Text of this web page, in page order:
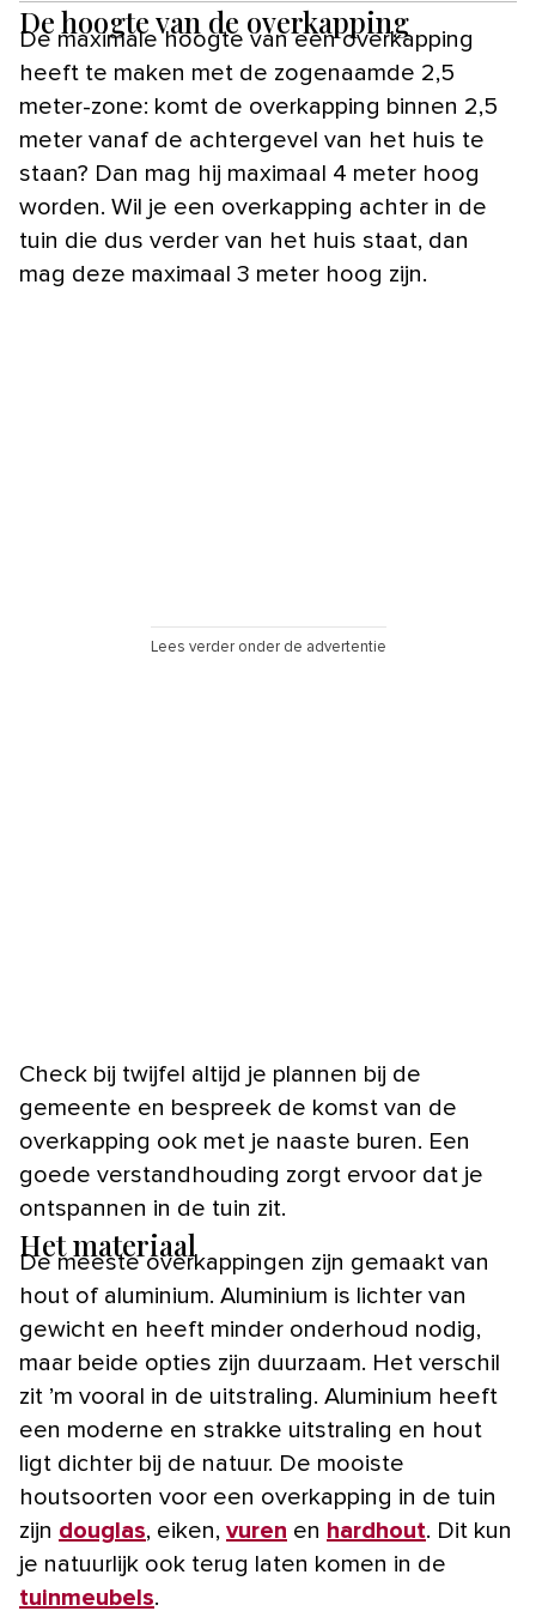
De hoogte van de overkapping
De maximale hoogte van een overkapping
heeft te maken met de zogenaamde 2,5
meter-zone: komt de overkapping binnen 2,5
meter vanaf de achtergevel van het huis te
staan? Dan mag hij maximaal 4 meter hoog
worden. Wil je een overkapping achter in de
tuin die dus verder van het huis staat, dan
mag deze maximaal 3 meter hoog zijn.
Lees verder onder de advertentie
Check bij twijfel altijd je plannen bij de
gemeente en bespreek de komst van de
overkapping ook met je naaste buren. Een
goede verstandhouding zorgt ervoor dat je
ontspannen in de tuin zit.
Het materiaal
De meeste overkappingen zijn gemaakt van
hout of aluminium. Aluminium is lichter van
gewicht en heeft minder onderhoud nodig,
maar beide opties zijn duurzaam. Het verschil
zit ’m vooral in de uitstraling. Aluminium heeft
een moderne en strakke uitstraling en hout
ligt dichter bij de natuur. De mooiste
houtsoorten voor een overkapping in de tuin
zijn douglas, eiken, vuren en hardhout. Dit kun
je natuurlijk ook terug laten komen in de
tuinmeubels.